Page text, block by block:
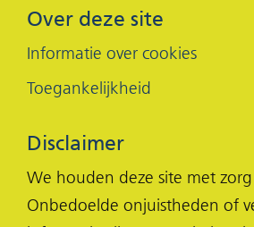
Over deze site
Informatie over cookies
Toegankelijkheid
Disclaimer
We houden deze site met
Onbedoelde onjuistheden of